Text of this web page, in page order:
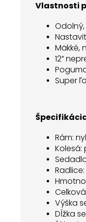
Vlastnosti
Mäkké,
12”
Super
Rám:
Kolesá:
Výška
Dĺžka